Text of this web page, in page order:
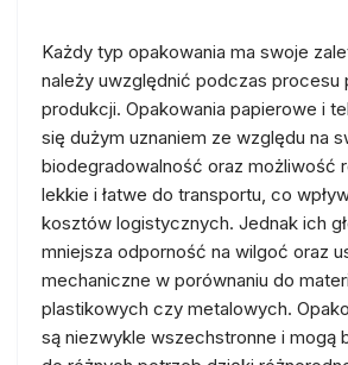
Każdy typ opakowania ma swoje
należy uwzględnić podczas procesu
produkcji. Opakowania papierowe i
się dużym uznaniem ze względu na
biodegradowalność oraz możliwość
lekkie i łatwe do transportu, co
kosztów logistycznych. Jednak ich
mniejsza odporność na wilgoć oraz
mechaniczne w porównaniu do
plastikowych czy metalowych.
są niezwykle wszechstronne i mogą